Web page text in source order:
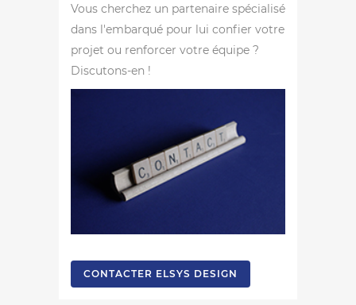
Vous cherchez un partenaire spécialisé
dans l'embarqué pour lui confier votre
projet ou renforcer votre équipe ?
Discutons-en !
CONTACTER ELSYS DESIGN